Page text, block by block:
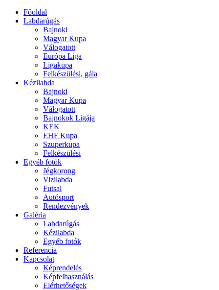
Főoldal
Labdarúgás
Bajnoki
Magyar Kupa
Válogatott
Európa Liga
Ligakupa
Felkészülési, gála
Kézilabda
Bajnoki
Magyar Kupa
Válogatott
Bajnokok Ligája
KEK
EHF Kupa
Szuperkupa
Felkészülési
Egyéb fotók
Jégkorong
Vizilabda
Futsal
Autósport
Rendezvények
Galéria
Labdarúgás
Kézilabda
Egyéb fotók
Referencia
Kapcsolat
Képrendelés
Képfelhasználás
Elérhetőségek